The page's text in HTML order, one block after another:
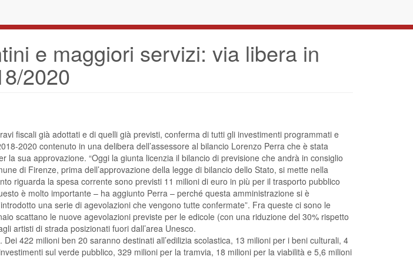
e maggiori servizi: via libera in
2020
fiscali già adottati e di quelli già previsti, conferma di tutti gli investimenti programmati e
2020 contenuto in una delibera dell’assessore al bilancio Lorenzo Perra che è stata
sua approvazione. “Oggi la giunta licenzia il bilancio di previsione che andrà in consiglio
di Firenze, prima dell’approvazione della legge di bilancio dello Stato, si mette nella
riguarda la spesa corrente sono previsti 11 milioni di euro in più per il trasporto pubblico
è molto importante – ha aggiunto Perra – perché questa amministrazione si è
una serie di agevolazioni che vengono tutte confermate”. Fra queste ci sono le
scattano le nuove agevolazioni previste per le edicole (con una riduzione del 30% rispetto
artisti di strada posizionati fuori dall’area Unesco.
422 milioni ben 20 saranno destinati all’edilizia scolastica, 13 milioni per i beni culturali, 4
sul verde pubblico, 329 milioni per la tramvia, 18 milioni per la viabilità e 5,6 milioni